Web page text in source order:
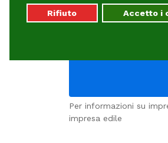
Rifiuto Accetto i
Per informazioni su
impresa edile